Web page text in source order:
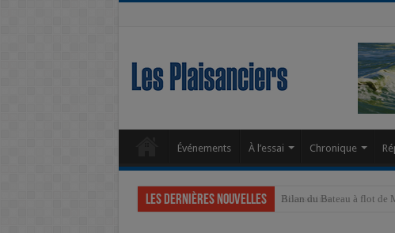
Événements À l’essai Chronique
Les dernières nouvelles Accessoires